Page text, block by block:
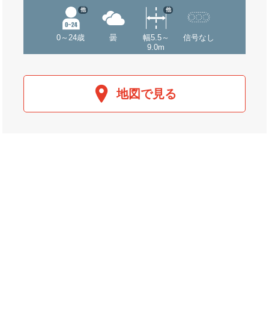
0～24歳
他
曇
幅5.5～
9.0m
他
信号なし
地図で見る